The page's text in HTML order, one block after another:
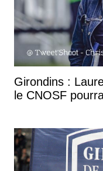
Girondins :
le CNOSF